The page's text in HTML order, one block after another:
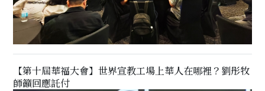
【第十屆華福大會】世界宣教工場上華人在哪裡？劉彤牧
師籲回應託付